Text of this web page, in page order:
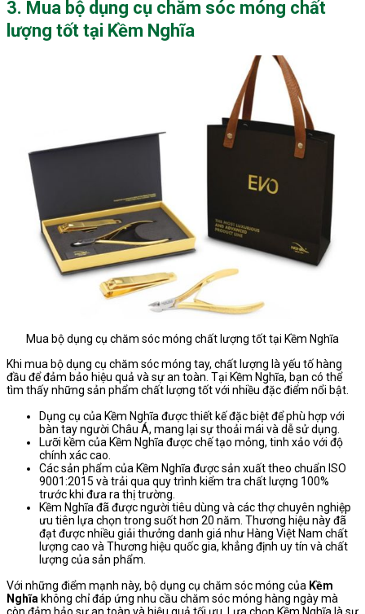
3. Mua bộ dụng cụ chăm sóc móng chất
lượng tốt tại Kềm Nghĩa
Mua bộ dụng cụ chăm sóc móng chất lượng tốt tại Kềm Nghĩa
Khi mua bộ dụng cụ chăm sóc móng tay, chất lượng là yếu tố hàng
đầu để đảm bảo hiệu quả và sự an toàn. Tại Kềm Nghĩa, bạn có thể
tìm thấy những sản phẩm chất lượng tốt với nhiều đặc điểm nổi bật.
Dụng cụ của Kềm Nghĩa được thiết kế đặc biệt để phù hợp với
bàn tay người Châu Á, mang lại sự thoải mái và dễ sử dụng.
Lưỡi kềm của Kềm Nghĩa được chế tạo mỏng, tinh xảo với độ
chính xác cao.
Các sản phẩm của Kềm Nghĩa được sản xuất theo chuẩn ISO
9001:2015 và trải qua quy trình kiểm tra chất lượng 100%
trước khi đưa ra thị trường.
Kềm Nghĩa đã được người tiêu dùng và các thợ chuyên nghiệp
ưu tiên lựa chọn trong suốt hơn 20 năm. Thương hiệu này đã
đạt được nhiều giải thưởng danh giá như Hàng Việt Nam chất
lượng cao và Thương hiệu quốc gia, khẳng định uy tín và chất
lượng của sản phẩm.
Với những điểm mạnh này, bộ dụng cụ chăm sóc móng của Kềm
Nghĩa không chỉ đáp ứng nhu cầu chăm sóc móng hàng ngày mà
còn đảm bảo sự an toàn và hiệu quả tối ưu. Lựa chọn Kềm Nghĩa là sự